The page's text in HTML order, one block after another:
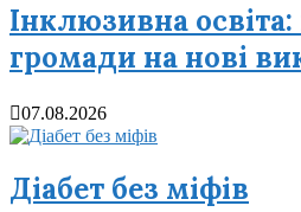
Інклюзивна освіта:
громади на нові
07.08.2026
Діабет без міфів